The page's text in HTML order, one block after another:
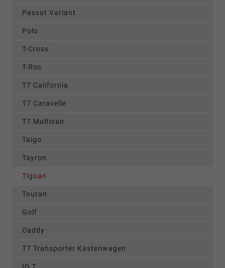
Passat Variant
Polo
T-Cross
T-Roc
T7 California
T7 Caravelle
T7 Multivan
Taigo
Tayron
Tiguan
Touran
Golf
Caddy
T7 Transporter Kastenwagen